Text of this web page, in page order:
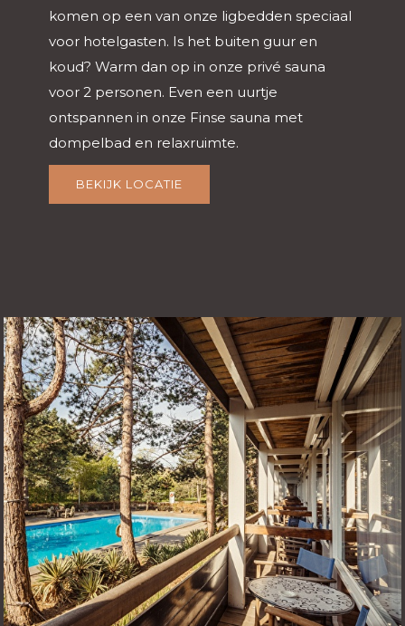
komen op een van onze ligbedden speciaal
voor hotelgasten. Is het buiten guur en
koud? Warm dan op in onze privé sauna
voor 2 personen. Even een uurtje
ontspannen in onze Finse sauna met
dompelbad en relaxruimte.
BEKIJK LOCATIE